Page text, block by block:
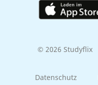
© 2026 Studyflix
Datenschutz